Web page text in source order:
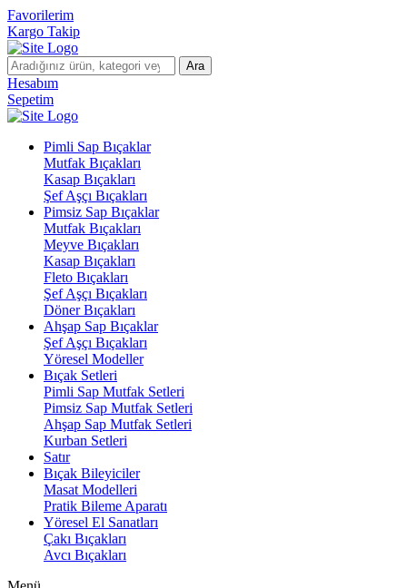
Favorilerim
Kargo Takip
Ara
Hesabım
Sepetim
Pimli Sap Bıçaklar
Mutfak Bıçakları
Kasap Bıçakları
Şef Aşçı Bıçakları
Pimsiz Sap Bıçaklar
Mutfak Bıçakları
Meyve Bıçakları
Kasap Bıçakları
Fleto Bıçakları
Şef Aşçı Bıçakları
Döner Bıçakları
Ahşap Sap Bıçaklar
Şef Aşçı Bıçakları
Yöresel Modeller
Bıçak Setleri
Pimli Sap Mutfak Setleri
Pimsiz Sap Mutfak Setleri
Ahşap Sap Mutfak Setleri
Kurban Setleri
Satır
Bıçak Bileyiciler
Masat Modelleri
Pratik Bileme Aparatı
Yöresel El Sanatları
Çakı Bıçakları
Avcı Bıçakları